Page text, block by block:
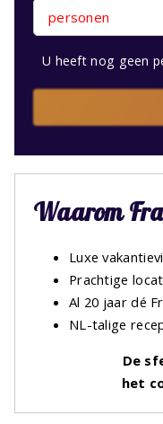
personen
U heeft nog geen
Waarom
Luxe
Prachtige
Al 20 jaar dé
NL-talige
De
het